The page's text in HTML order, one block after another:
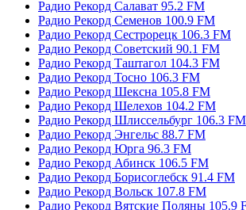
Радио Рекорд Салават 95.2 FM
Радио Рекорд Семенов 100.9 FM
Радио Рекорд Сестрорецк 106.3 FM
Радио Рекорд Советский 90.1 FM
Радио Рекорд Таштагол 104.3 FM
Радио Рекорд Тосно 106.3 FM
Радио Рекорд Шексна 105.8 FM
Радио Рекорд Шелехов 104.2 FM
Радио Рекорд Шлиссельбург 106.3 FM
Радио Рекорд Энгельс 88.7 FM
Радио Рекорд Юрга 96.3 FM
Радио Рекорд Абинск 106.5 FM
Радио Рекорд Борисоглебск 91.4 FM
Радио Рекорд Вольск 107.8 FM
Радио Рекорд Вятские Поляны 105.9